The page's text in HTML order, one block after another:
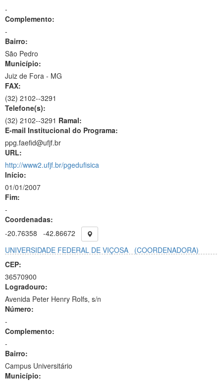
-
Complemento:
-
Bairro:
São Pedro
Município:
Juiz de Fora - MG
FAX:
(32) 2102--3291
Telefone(s):
(32) 2102--3291 Ramal:
E-mail Institucional do Programa:
ppg.faefid@ufjf.br
URL:
http://www2.ufjf.br/pgedufisica
Início:
01/01/2007
Fim:
-
Coordenadas:
-20.76358
-42.86672
UNIVERSIDADE FEDERAL DE VIÇOSA
(COORDENADORA)
CEP:
36570900
Logradouro:
Avenida Peter Henry Rolfs, s/n
Número:
-
Complemento:
-
Bairro:
Campus Universitário
Município: